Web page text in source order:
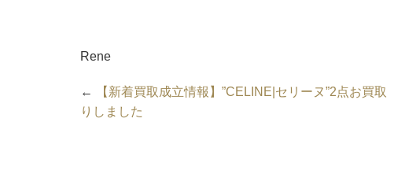
Rene
←
【新着買取成立情報】”CELINE|セリーヌ”2点お買取
りしました